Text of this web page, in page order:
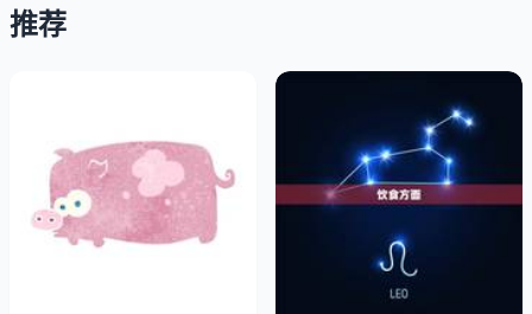
狗狗配对是一种自然的行为，它们会通过嗅觉、视觉和听觉
等方式来寻找自己的伴侣。在狗狗的世界里，配对是一种繁
殖后代的必要手段。有时候两只狗狗配对后会出现一些问
题，比如拉不出来等情况。
二、为什么会出现拉不出来的情况？
推荐